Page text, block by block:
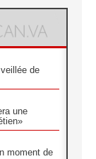
de
une
moment de